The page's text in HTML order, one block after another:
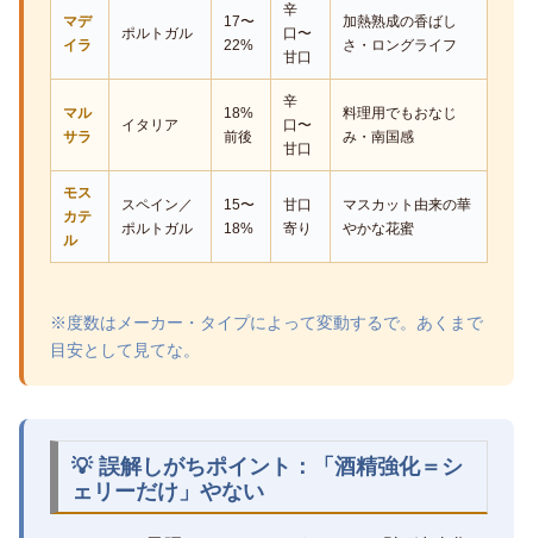
マデ
イラ
ポルトガル
17〜
22%
辛
口〜
甘口
加熱熟成の香ばし
さ・ロングライフ
マル
サラ
イタリア
18%
前後
辛
口〜
甘口
料理用でもおなじ
み・南国感
モス
カテ
ル
スペイン／
ポルトガル
15〜
18%
甘口
寄り
マスカット由来の華
やかな花蜜
※度数はメーカー・タイプによって変動するで。あくまで
目安として見てな。
💡 誤解しがちポイント：「酒精強化＝シ
ェリーだけ」やない